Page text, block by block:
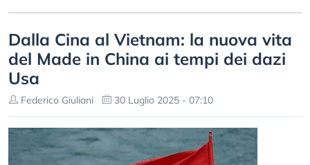
Dalla Cina al Vietnam: la nuova vita
del Made in China ai tempi dei dazi
Usa
Federico Giuliani 30 Luglio 2025 - 07:10